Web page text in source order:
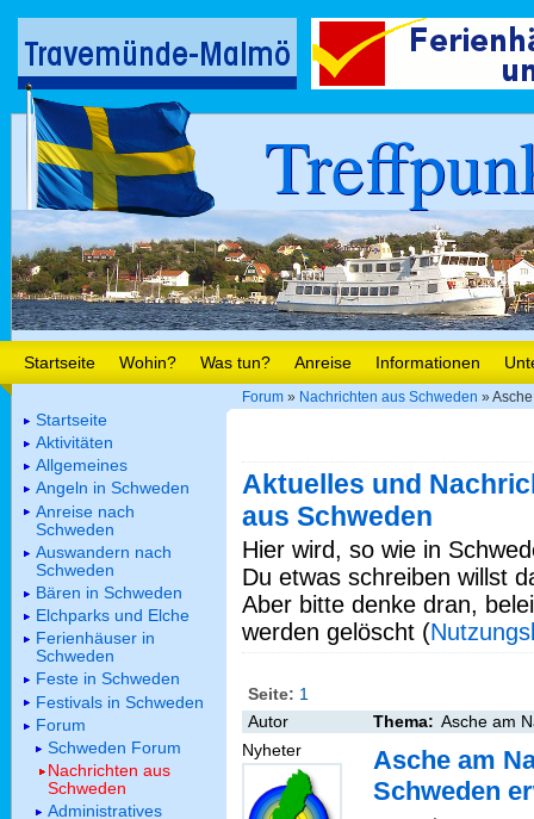
Startseite Wohin? Was tun? Anreise Informationen
Forum » Nachrichten aus Schweden »
Aktuelles und
aus Schweden
Hier wird, so wie in
Du etwas schreiben willst
Aber bitte denke dran,
werden gelöscht (
Seite: 1
Autor
Thema: Asche am
Nyheter
Asche am
Schweden
Startseite
Aktivitäten
Allgemeines
Angeln in Schweden
Anreise nach
Schweden
Auswandern nach
Schweden
Bären in Schweden
Elchparks und Elche
Ferienhäuser in
Schweden
Feste in Schweden
Festivals in Schweden
Forum
Schweden Forum
Nachrichten aus
Schweden
Administratives